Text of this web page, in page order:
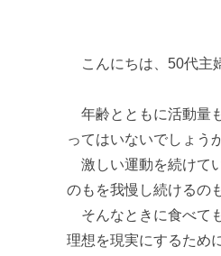
こんにちは、50代主
年齢とともに活動量
ってはいないでしょう
激しい運動を続けて
のもを我慢し続けるの
そんなときに食べて
理想を現実にするため